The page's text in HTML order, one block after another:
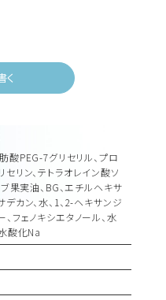
く
酸PEG-7グリセリル、プロ
セリン、テトラオレイン酸ソ
果実油、BG、エチルヘキサ
カン、水、1、2-ヘキサンジ
フェノキシエタノール、水
酸化Na